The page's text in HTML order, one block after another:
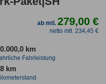
ab mtl.279,00 €
netto mtl. 234,45 €
km
Fahrleistung
km